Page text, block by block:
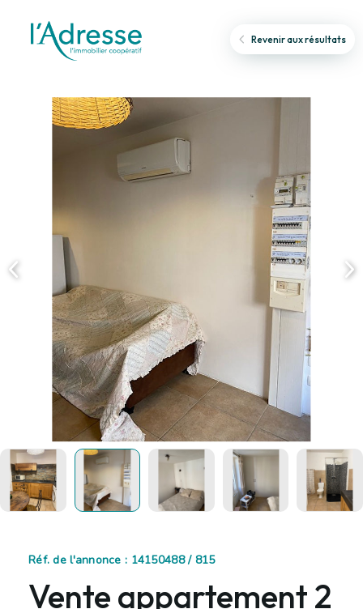
Revenir aux résultats
Réf. de l'annonce : 14150488 / 815
Vente appartement 2